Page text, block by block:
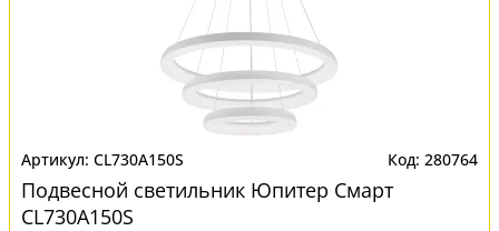
CL730A150S 280764
Подвесной светильник Юпитер Смарт
CL730A150S